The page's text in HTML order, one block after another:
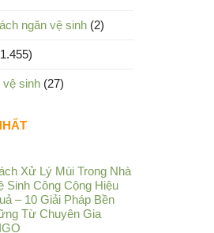
ngăn vệ sinh (2)
vệ sinh (27)
Xử Lý Mùi Trong Nhà
Sinh Công Cộng Hiệu
– 10 Giải Pháp Bền
Từ Chuyên Gia